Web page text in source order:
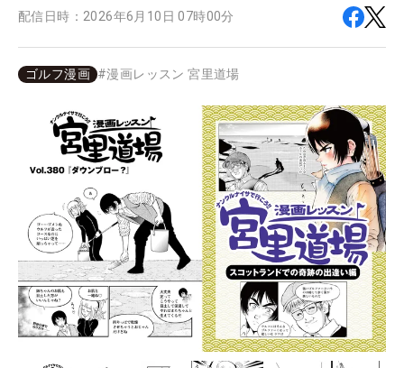
配信日時： 2026年6月10日 07時00分
ゴルフ漫画 #漫画レッスン 宮里道場